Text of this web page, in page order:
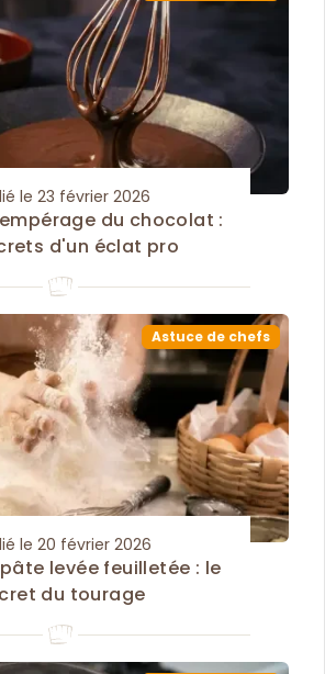
le 23 février 2026
du chocolat :
d'un éclat pro
Astuce de chefs
le 20 février 2026
levée feuilletée : le
du tourage